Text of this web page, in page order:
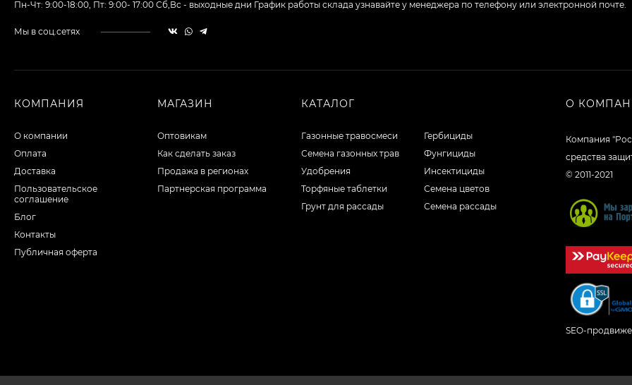
Пн-Чт: 9:00-18:00, Пт: 9:00- 17:00 Сб,Вс - выходные дни График работы склада узнавайте у менеджера по телефону или электронной почте.
Мы в соц.сетях
КОМПАНИЯ
О компании
Оплата
Доставка
Пользовательское
соглашение
Блог
Контакты
Публичная оферта
МАГАЗИН
Оптовикам
Как сделать заказ
Продажа в регионах
Партнерская программа
КАТАЛОГ
Газонные травосмеси
Семена газонных трав
Удобрения
Торфяные таблетки
Грунт для рассады
Гербициды
Фунгициды
Инсектициды
Семена цветов
Семена рассады
О
Компания
средства
© 2011-2021
SEO-